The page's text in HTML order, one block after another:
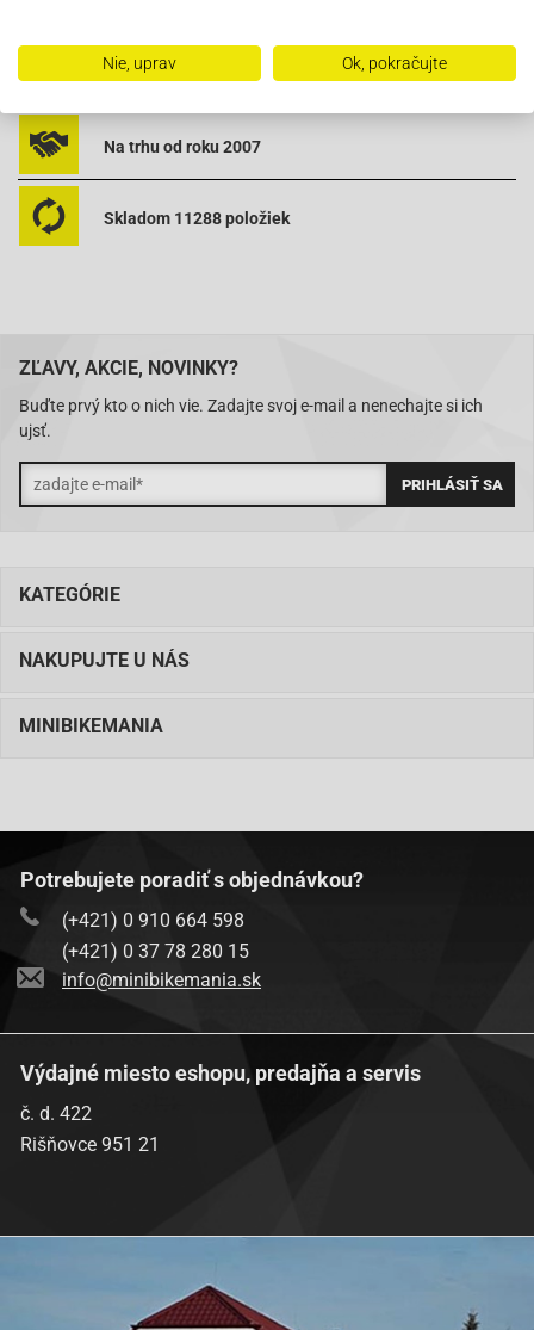
Pri objednaní do 12:00 tovar zajtra u vás
Na trhu od roku 2007
Skladom 11288 položiek
ZĽAVY, AKCIE, NOVINKY?
Buďte prvý kto o nich vie. Zadajte svoj e-mail a nenechajte si ich
ujsť.
KATEGÓRIE
NAKUPUJTE U NÁS
MINIBIKEMANIA
Potrebujete poradiť s objednávkou?
(+421) 0 910 664 598
(+421) 0 37 78 280 15
info@minibikemania.sk
Výdajné miesto eshopu, predajňa a servis
č. d. 422
Rišňovce 951 21
Nie, uprav Ok, pokračujte